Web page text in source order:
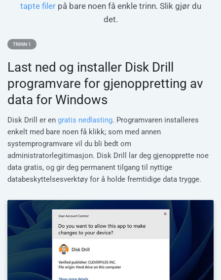
tapte filerpå bare noen få enkle trinn. Slik gjør du
det.
TRINN 1
Last ned og installer Disk Drill
programvare for gjenoppretting av
data for Windows
Disk Drill er en gratis nedlasting. Programvaren installeres
enkelt med bare noen få klikk; som med annen
systemprogramvare vil du bli bedt om
administratorlegitimasjon. Disk Drill lar deg gjenopprette noe
data gratis, og gir deg permanent tilgang til nyttige
databeskyttelsesverktøy for å holde fremtidige data trygge.